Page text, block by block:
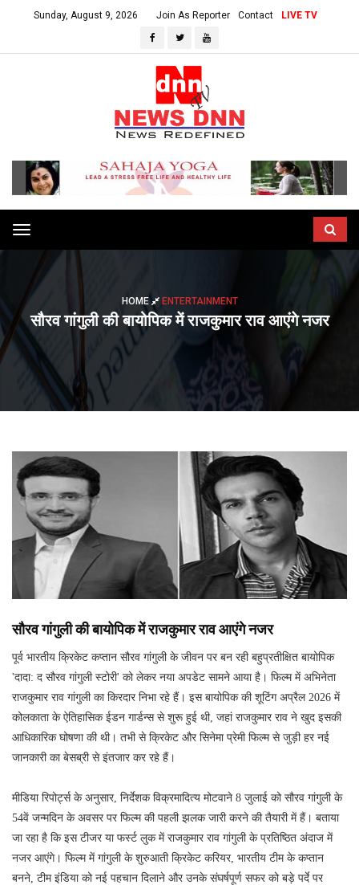
Sunday, August 9, 2026 Join As Reporter Contact LIVE TV
Toggle
navigation
HOME ENTERTAINMENT
सौरव गांगुली की बायोपिक में राजकुमार राव आएंगे नजर
सौरव गांगुली की बायोपिक में राजकुमार राव आएंगे नजर
पूर्व भारतीय क्रिकेट कप्तान सौरव गांगुली के जीवन पर बन रही बहुप्रतीक्षित बायोपिक
'दादा: द सौरव गांगुली स्टोरी' को लेकर नया अपडेट सामने आया है। फिल्म में अभिनेता
राजकुमार राव गांगुली का किरदार निभा रहे हैं। इस बायोपिक की शूटिंग अप्रैल 2026 में
कोलकाता के ऐतिहासिक ईडन गार्डन्स से शुरू हुई थी, जहां राजकुमार राव ने खुद इसकी
आधिकारिक घोषणा की थी। तभी से क्रिकेट और सिनेमा प्रेमी फिल्म से जुड़ी हर नई
जानकारी का बेसब्री से इंतजार कर रहे हैं।
मीडिया रिपोर्ट्स के अनुसार, निर्देशक विक्रमादित्य मोटवाने 8 जुलाई को सौरव गांगुली के
54वें जन्मदिन के अवसर पर फिल्म की पहली झलक जारी करने की तैयारी में हैं। बताया
जा रहा है कि इस टीजर या फर्स्ट लुक में राजकुमार राव गांगुली के प्रतिष्ठित अंदाज में
नजर आएंगे। फिल्म में गांगुली के शुरुआती क्रिकेट करियर, भारतीय टीम के कप्तान
बनने, टीम इंडिया को नई पहचान दिलाने और उनके संघर्षपूर्ण सफर को बड़े पर्दे पर